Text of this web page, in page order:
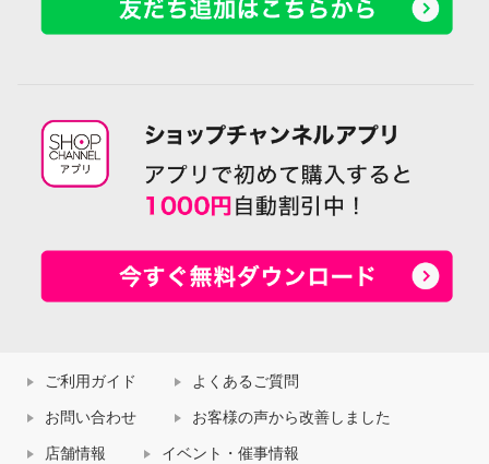
ご利用ガイド よくあるご質問
お問い合わせ お客様の声から改善しました
店舗情報 イベント・催事情報